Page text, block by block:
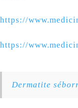
https://
https://
Dermatite